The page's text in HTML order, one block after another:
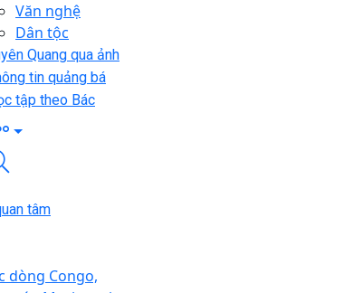
Văn nghệ
Dân tộc
Quang qua ảnh
tin quảng bá
tập theo Bác
tâm
dòng Congo,